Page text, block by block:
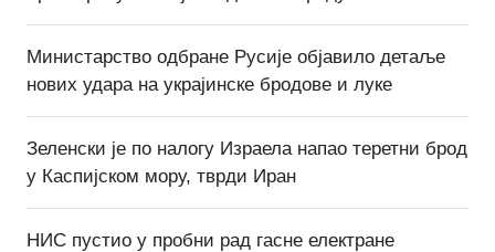
Министарство одбране Русије објавило детаље
нових удара на украјинске бродове и луке
Зеленски је по налогу Израела напао теретни брод
у Каспијском мору, тврди Иран
НИС пустио у пробни рад гасне електране